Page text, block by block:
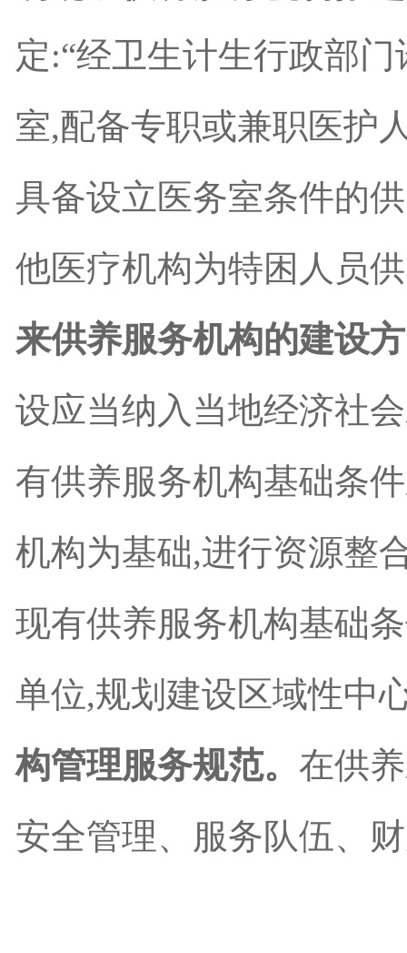
定:“经卫生计生行政部
室,配备专职或兼职医护
具备设立医务室条件的
他医疗机构为特困人员
来供养服务机构的建设
设应当纳入当地经济社
有供养服务机构基础条
机构为基础,进行资源整
现有供养服务机构基础
单位,规划建设区域性中
构管理服务规范。 在供
安全管理、服务队伍、